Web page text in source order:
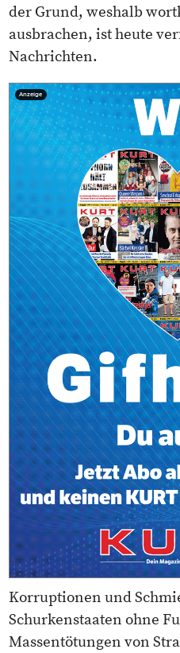
der Grund, weshalb
ausbrachen, ist heute
Nachrichten.
Anzeige
Korruptionen und
Schurkenstaaten ohne
Massentötungen von